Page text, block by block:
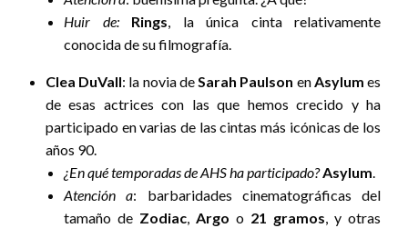
Huir de: Rings, la única cinta relativamente
conocida de su filmografía.
Clea DuVall: la novia deSarah Paulson enAsylum es
de esas actrices con las que hemos crecido y ha
participado en varias de las cintas más icónicas de los
años 90.
¿En qué temporadas de AHS ha participado?Asylum.
Atención a: barbaridades cinematográficas del
tamaño de Zodiac, Argo o 21 gramos, y otras